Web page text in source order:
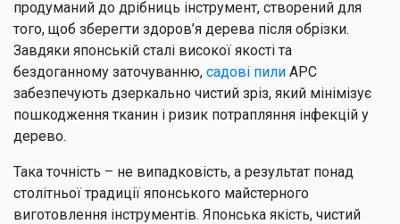
продуманий до дрібниць інструмент, створений для
того, щоб зберегти здоров’я дерева після обрізки.
Завдяки японській сталі високої якості та
бездоганному заточуванню, садові пили АРС
забезпечують дзеркально чистий зріз, який мінімізує
пошкодження тканин і ризик потрапляння інфекцій у
дерево.
Така точність – не випадковість, а результат понад
столітньої традиції японського майстерного
виготовлення інструментів. Японська якість, чистий